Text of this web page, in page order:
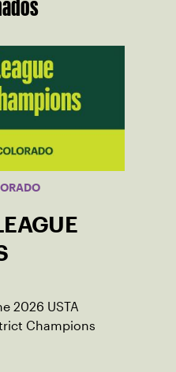
2026 USTA
Champions